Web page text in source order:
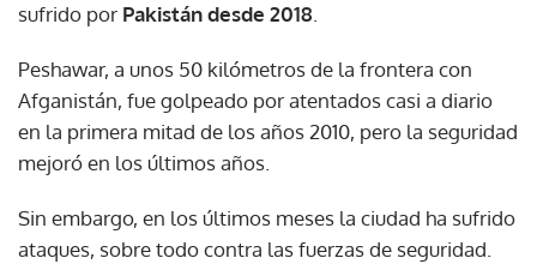
sufrido por Pakistán desde 2018.
Peshawar, a unos 50 kilómetros de la frontera con
Afganistán, fue golpeado por atentados casi a diario
en la primera mitad de los años 2010, pero la seguridad
mejoró en los últimos años.
Sin embargo, en los últimos meses la ciudad ha sufrido
ataques, sobre todo contra las fuerzas de seguridad.